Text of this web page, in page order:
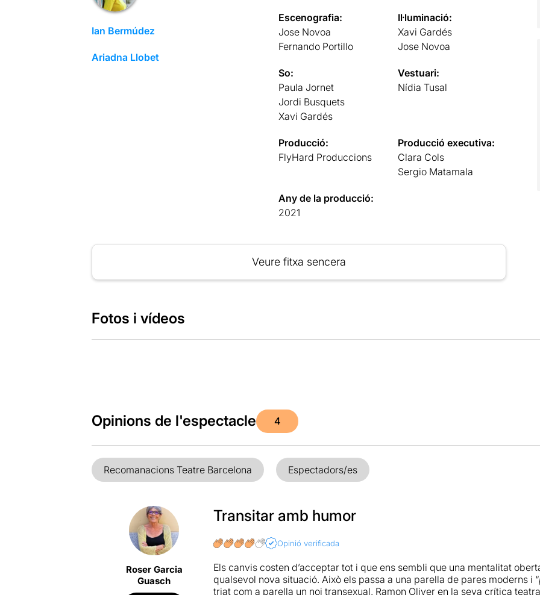
Ian Bermúdez
Ariadna Llobet
Escenografia:
Jose Novoa
Fernando Portillo
Il·luminació:
Xavi Gardés
Jose Novoa
So:
Paula Jornet
Jordi Busquets
Xavi Gardés
Vestuari:
Nídia Tusal
Producció:
FlyHard Produccions
Producció executiva:
Clara Cols
Sergio Matamala
Any de la producció:
2021
Veure fitxa sencera
Fotos i vídeos
Opinions de l'espectacle 4
Recomanacions Teatre Barcelona Espectadors/es
Roser Garcia
Guasch
Transitar amb humor
Opinió verificada
Els canvis costen d’acceptar tot i que ens sembli que una mentalitat
qualsevol nova situació. Això els passa a una parella de pares moderns i “
triat com a parella un noi transexual. Ramon Oliver en la seva crítica